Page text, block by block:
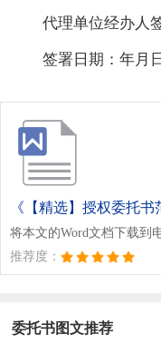
代理单位经办人
签署日期：年月日
《【精选】授权委托书
将本文的Word文档下载到
推荐度：
委托书图文推荐